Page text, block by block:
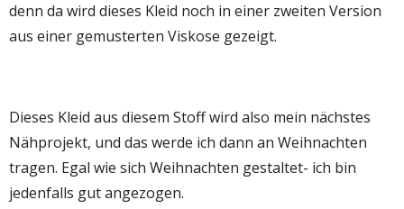
denn da wird dieses Kleid noch in einer zweiten Version
aus einer gemusterten Viskose gezeigt.
Dieses Kleid aus diesem Stoff wird also mein nächstes
Nähprojekt, und das werde ich dann an Weihnachten
tragen. Egal wie sich Weihnachten gestaltet- ich bin
jedenfalls gut angezogen.